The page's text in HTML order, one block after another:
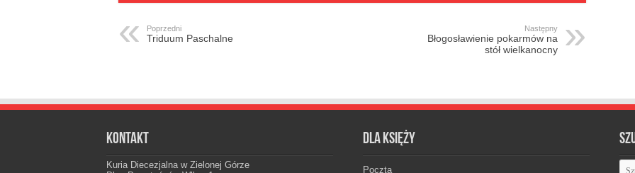
Poprzedni
Triduum Paschalne
Następny
Błogosławienie pokarmów na
stół wielkanocny
Kontakt
Kuria Diecezjalna w Zielonej Górze
Dla księży
Poczta